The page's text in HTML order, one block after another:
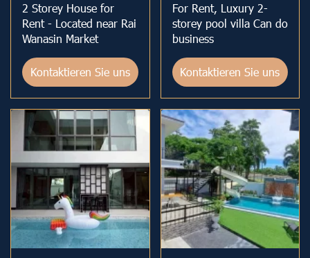
2 Storey House for
Rent - Located near Rai
Wanasin Market
Kontaktieren Sie uns
For Rent, Luxury 2-
storey pool villa Can do
business
Kontaktieren Sie uns